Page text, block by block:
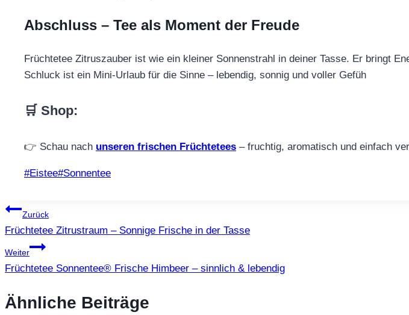
Abschluss – Tee als Moment der Freude
Früchtetee Zitruszauber ist wie ein kleiner Sonnenstrahl in deiner Tasse. Er bringt
Schluck ist ein Mini-Urlaub für die Sinne – lebendig, sonnig und voller Gefüh
🛒 Shop:
👉 Schau nach unseren frischen Früchtetees – fruchtig, aromatisch und einfach
Schlagworte:
#Eistee#Sonnentee
Beitragsnavigation
Zurück
Früchtetee Zitrustraum – Sonnige Frische in der Tasse
Weiter
Früchtetee Sonnentee® Frische Himbeer – sinnlich & lebendig
Ähnliche Beiträge